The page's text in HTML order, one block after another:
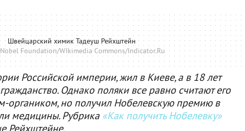
Швейцарский химик Тадеуш Рейхштейн
Foundation/WIkimedia Commons/Indicator.Ru
Российской империи, жил в Киеве, а в 18 лет
Однако поляки все равно считают его
органиком, но получил Нобелевскую премию в
медицины. Рубрика «Как получить Нобелевку»
Рейхштейне.